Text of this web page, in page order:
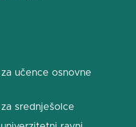
učence osnovne
srednješolce